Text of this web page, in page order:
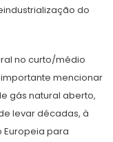
do
no curto/médio
mencionar
gás natural aberto,
levar décadas, à
Europeia para